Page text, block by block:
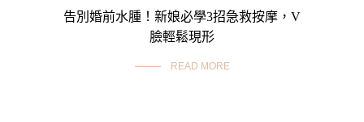
告別婚前水腫！新娘必學3招急救按摩，V
臉輕鬆現形
READ MORE